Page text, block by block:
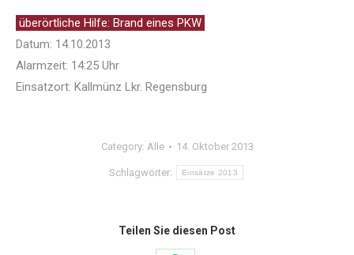
überörtliche Hilfe: Brand eines PKW
Datum: 14.10.2013
Alarmzeit: 14:25 Uhr
Einsatzort: Kallmünz Lkr. Regensburg
Category: Alle 14. Oktober 2013
Schlagwörter: Einsätze 2013
Teilen Sie diesen Post